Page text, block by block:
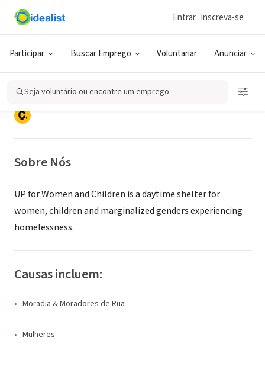
Participar Buscar Emprego Voluntariar Anunciar
Entrar Inscreva-se
Seja voluntário ou encontre um emprego
ONG (SETOR SOCIAL)
Uniting Partners for Women and
Children
Louisville, KY|www.uplouisville.org
Sobre Nós
UP for Women and Children is a daytime shelter for
women, children and marginalized genders experiencing
homelessness.
Causas incluem:
Moradia & Moradores de Rua
Mulheres